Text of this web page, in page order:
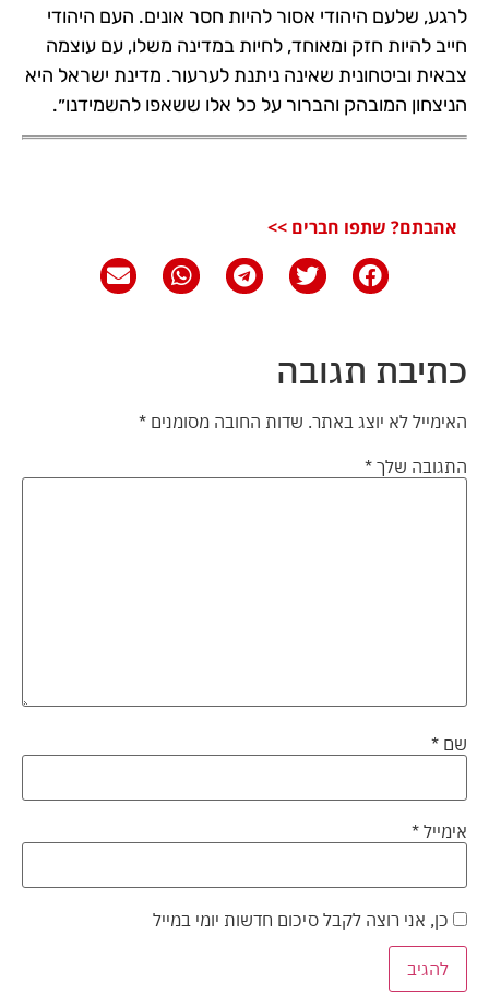
לרגע, שלעם היהודי אסור להיות חסר אונים. העם היהודי
חייב להיות חזק ומאוחד, לחיות במדינה משלו, עם עוצמה
צבאית וביטחונית שאינה ניתנת לערעור. מדינת ישראל היא
הניצחון המובהק והברור על כל אלו ששאפו להשמידנו״.
אהבתם? שתפו חברים >>
כתיבת תגובה
האימייל לא יוצג באתר. שדות החובה מסומנים *
התגובה שלך *
שם *
אימייל *
כן, אני רוצה לקבל סיכום חדשות יומי במייל